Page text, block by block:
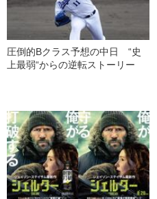
圧倒的Bクラス予想の中日 “史
上最弱“からの逆転ストーリー